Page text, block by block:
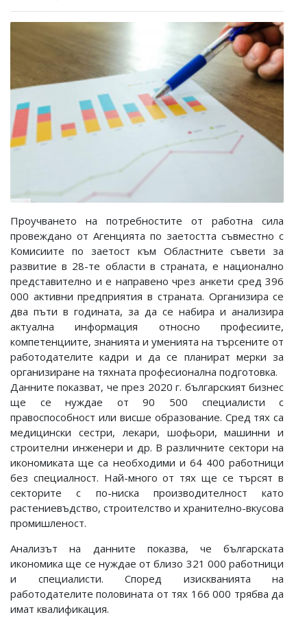
Проучването на потребностите от работна сила
провеждано от Агенцията по заетосттасъвместно с
Комисиите по заетост към Областните съвети за
развитие в 28-те области в страната, е национално
представително и е направено чрез анкети сред 396
000 активни предприятия в страната. Организира се
два пъти в годината, за да се набира и анализира
актуална информация относно професиите,
компетенциите, знанията и уменията на търсените от
работодателите кадри и да се планират мерки за
организиране на тяхната професионална подготовка.
Данните показват, че през 2020 г. българският бизнес
ще се нуждае от 90 500 специалисти с
правоспособност или висше образование. Сред тях са
медицински сестри, лекари, шофьори, машинни и
строителни инженери и др. В различните сектори на
икономиката ще са необходими и 64 400 работници
без специалност. Най-много от тях ще се търсят в
секторите с по-ниска производителност като
растениевъдство, строителство и хранително-вкусова
промишленост.
Анализът на данните показва, че българската
икономика ще се нуждае от близо 321 000 работници
и специалисти. Според изискванията на
работодателите половината от тях 166 000 трябва да
имат квалификация.